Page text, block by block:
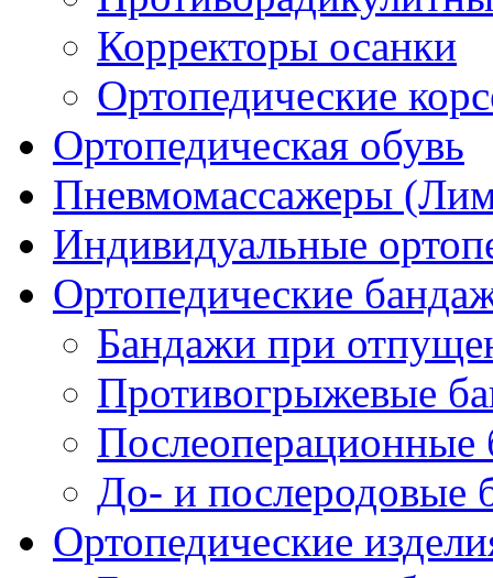
Корректоры осанки
Ортопедические
Ортопедическая обувь
Пневмомассажеры
Индивидуальные
Ортопедические
Бандажи при
Противогрыжевые
Послеоперационные
До- и послеродовые
Ортопедические